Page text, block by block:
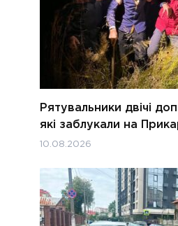
Рятувальники двічі
які заблукали на
10.08.2026